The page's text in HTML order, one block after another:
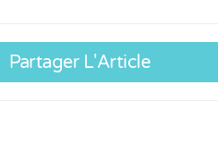
Partager L'Article